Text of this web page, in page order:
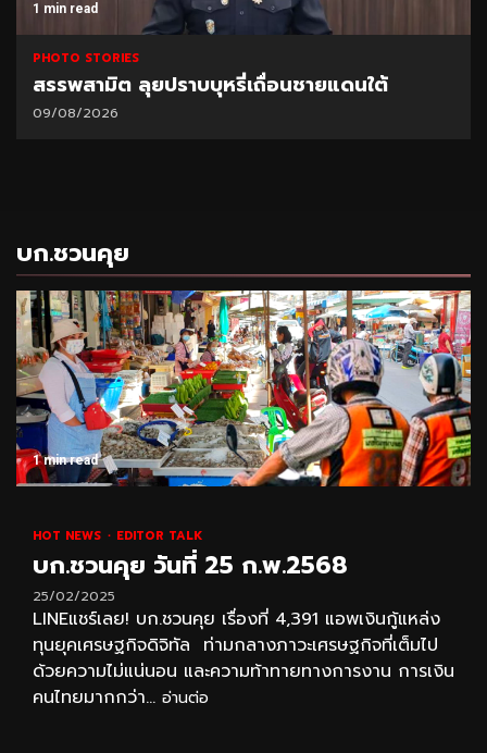
1 min read
PHOTO STORIES
สรรพสามิต ลุยปราบบุหรี่เถื่อนชายแดนใต้
09/08/2026
บก.ชวนคุย
1 min read
HOT NEWS EDITOR TALK
บก.ชวนคุย วันที่ 25 ก.พ.2568
25/02/2025
LINEแชร์เลย! บก.ชวนคุย เรื่องที่ 4,391 แอพเงินกู้แหล่ง
ทุนยุคเศรษฐกิจดิจิทัล ท่ามกลางภาวะเศรษฐกิจที่เต็มไป
ด้วยความไม่แน่นอน และความท้าทายทางการงาน การเงิน
คนไทยมากกว่า... อ่านต่อ